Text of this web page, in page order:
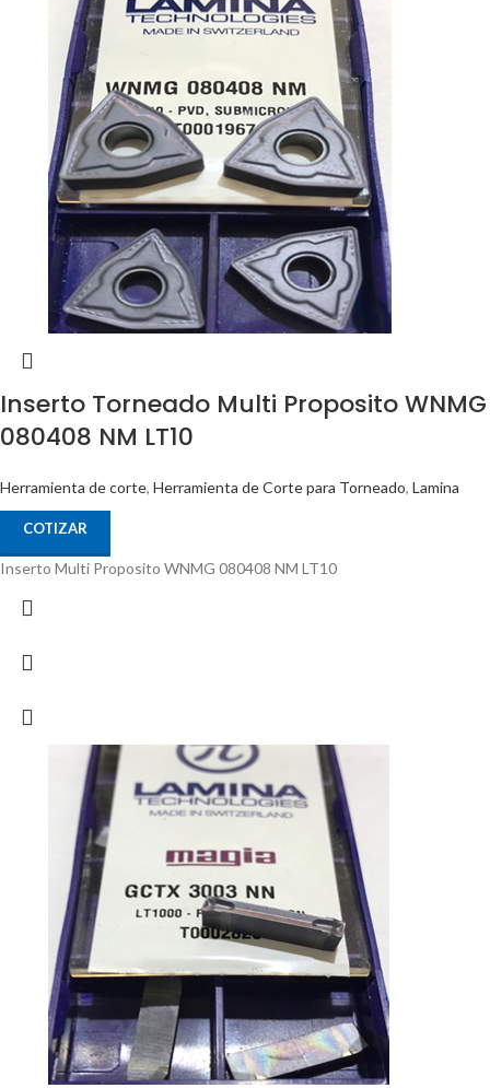
Inserto Torneado Multi Proposito WNMG
080408 NM LT10
Herramienta de corte, Herramienta de Corte para Torneado, Lamina
COTIZAR
Inserto Multi Proposito WNMG 080408 NM LT10